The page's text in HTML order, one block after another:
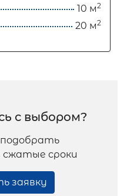
10 м2
20 м2
с выбором?
сроки
заявку